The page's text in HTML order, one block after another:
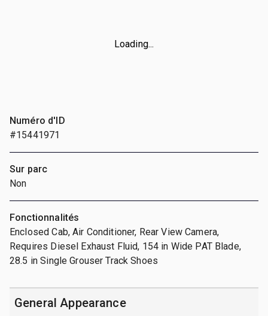
Loading...
Numéro d'ID
#15441971
Sur parc
Non
Fonctionnalités
Enclosed Cab, Air Conditioner, Rear View Camera,
Requires Diesel Exhaust Fluid, 154 in Wide PAT Blade,
28.5 in Single Grouser Track Shoes
General Appearance